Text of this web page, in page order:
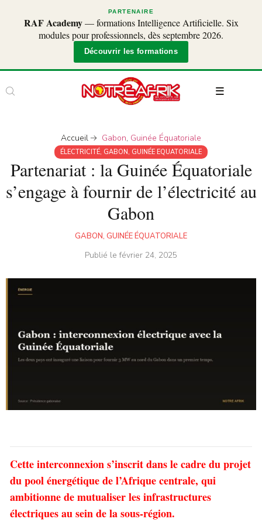
PARTENAIRE
RAF Academy— formations Intelligence Artificielle. Six
modules pour professionnels, dès septembre 2026.
Découvrir les formations
Accueil Gabon, Guinée Équatoriale
ÉLECTRICITÉ, GABON, GUINÉE EQUATORIALE
Partenariat : la Guinée Équatoriale
s’engage à fournir de l’électricité au
Gabon
GABON, GUINÉE ÉQUATORIALE
Publié lefévrier 24, 2025
Cette interconnexion s’inscrit dans le cadre du projet
du pool énergétique de l’Afrique centrale, qui
ambitionne de mutualiser les infrastructures
électriques au sein de la sous-région.